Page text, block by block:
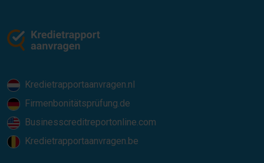
Kredietrapportaanvragen.nl
Firmenbonitätsprüfung.de
Businesscreditreportonline.com
Kredietrapportaanvragen.be